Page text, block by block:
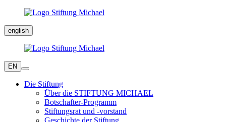
english
EN
Die Stiftung
Über die STIFTUNG MICHAEL
Botschafter-Programm
Stiftungsrat und -vorstand
Geschichte der Stiftung